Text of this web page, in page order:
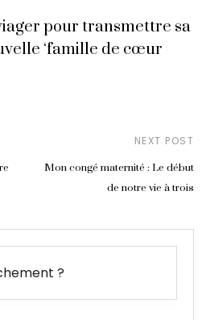
pour transmettre sa
‘famille de cœur
NEXT POST
Mon congé maternité : Le début
de notre vie à trois
?